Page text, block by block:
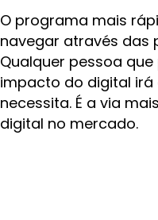
O programa mais
navegar através das
Qualquer pessoa
impacto do digital
necessita. É a via
digital no mercado.